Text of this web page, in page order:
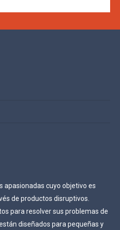
apasionadas cuyo objetivo es
de productos disruptivos.
para resolver sus problemas de
diseñados para pequeñas y